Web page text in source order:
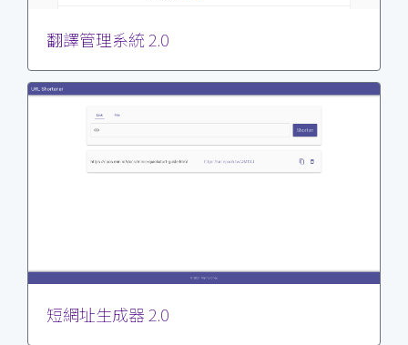
翻譯管理系統 2.0
短網址生成器 2.0